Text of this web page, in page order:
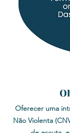
Oferecer uma
Não Violenta